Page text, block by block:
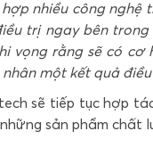
hợp nhiều công
trị ngay bên
vọng rằng sẽ có
một kết quả
sẽ tiếp tục hợp
sản phẩm chất